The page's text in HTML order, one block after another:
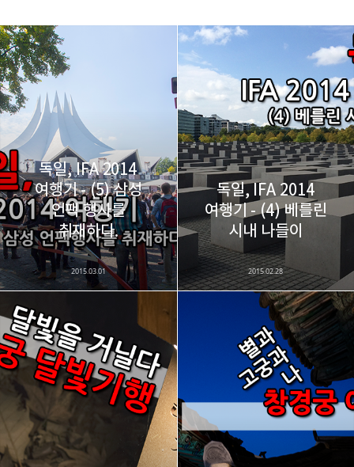
레이니아
다방면의 깊은 관심과 얕은 이해도를 갖춘 보편적
비주류이자 진화하는 영원한 주변인.
구독하기
구독하기 라인 트위터
카카오스토리 밴드 네이버 블로그
독일, IFA 2014
여행기 - (5) 삼성
언팩 행사를
취재하다.
2015.03.01
독일, IFA 2014
여행기 - (4) 베를린
시내 나들이
2015.02.28